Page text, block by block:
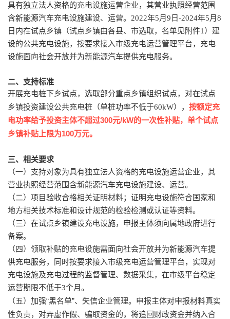
具有独立法人资格的充电设施运营企业，其营业执照经营范围
含新能源汽车充电设施建设、运营。 2022年5月9 日-2024年5月8
日内在试点乡镇（试点乡镇由各县、市选取，名单见附件1 ）建
设的公共充电设施，按要求接入市级充电运营管理平台，充电
设施面向社会开放并为新能源汽车提供充电服务。
二、支持标准
开展充电桩下乡试点，选取部分重点乡镇组织试点，对在试点
乡镇投资建设公共充电桩（单桩功率不低于60kW）， 按额定充
电功率给予投资主体不超过300元/kW的一次性补贴，单个试点
乡镇补贴上限为100万元。
三、相关要求
（一）支持对象为具有独立法人资格的充电设施运营企业，其
营业执照经营范围含新能源汽车充电设施建设、运营。
（二）项目验收合格相关证明材料；证明充电设施符合国家和
地方相关技术标准和设计规范的检验检测或认证等资料。
（三）在试点乡镇建设充电设施，申报主体须向属地政府进行
备案。
（四）领取补贴的充电设施需面向社会开放并为新能源汽车提
供充电服务，同时按要求接入市级充电运营管理平台，实现对
充电设施及充电过程的监督管理、数据采集，在市级平台稳定
运营期限不低于3个月。
（五）加强“黑名单”、失信企业管理。申报主体对申报材料真实
性负责，对弄虚作假、骗取资金的，将追回财政资金并纳入合